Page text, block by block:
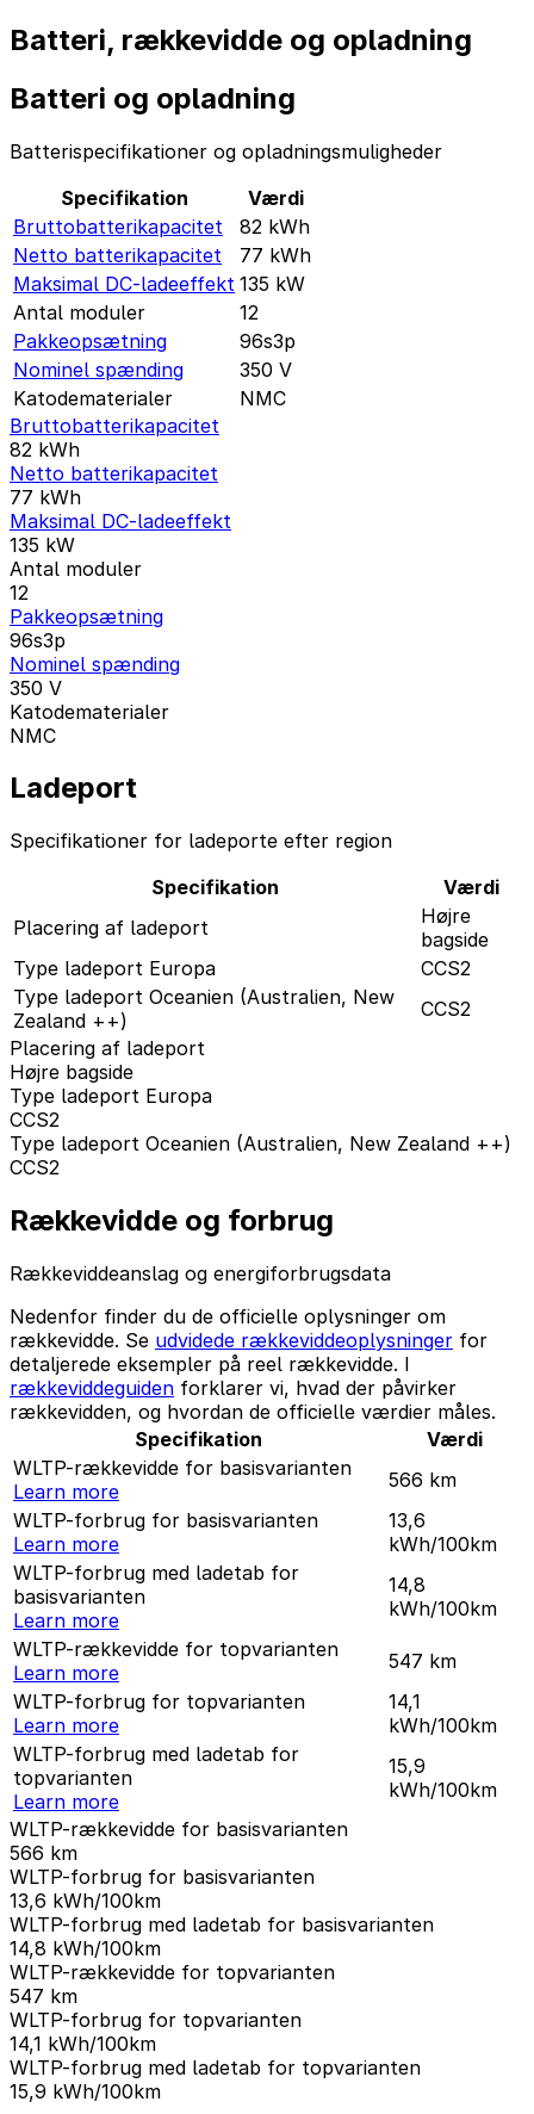
Batteri, rækkevidde og opladning
Batteri og opladning
Batterispecifikationer og opladningsmuligheder
Specifikation
Værdi
Bruttobatterikapacitet
82 kWh
Netto batterikapacitet
77 kWh
Maksimal DC-ladeeffekt 135 kW
Antal moduler
12
Pakkeopsætning
96s3p
Nominel spænding
350 V
Katodematerialer
NMC
Bruttobatterikapacitet
82 kWh
Netto batterikapacitet
77 kWh
Maksimal DC-ladeeffekt
135 kW
Antal moduler
12
Pakkeopsætning
96s3p
Nominel spænding
350 V
Katodematerialer
NMC
Ladeport
Specifikationer for ladeporte efter region
Specifikation
Værdi
Placering af ladeport
Højre
bagside
Type ladeport Europa
CCS2
Type ladeport Oceanien (Australien, New
Zealand ++)
CCS2
Placering af ladeport
Højre bagside
Type ladeport Europa
CCS2
Type ladeport Oceanien (Australien, New Zealand ++)
CCS2
Rækkevidde og forbrug
Rækkeviddeanslag og energiforbrugsdata
Nedenfor finder du de officielle oplysninger om
rækkevidde. Se udvidede rækkeviddeoplysninger for
detaljerede eksempler på reel rækkevidde. I
rækkeviddeguiden forklarer vi, hvad der påvirker
rækkevidden, og hvordan de officielle værdier måles.
Specifikation
Værdi
WLTP-rækkevidde for basisvarianten
Learn more
566 km
WLTP-forbrug for basisvarianten
Learn more
13,6
kWh/100km
WLTP-forbrug med ladetab for
basisvarianten
Learn more
14,8
kWh/100km
WLTP-rækkevidde for topvarianten
Learn more
547 km
WLTP-forbrug for topvarianten
Learn more
14,1
kWh/100km
WLTP-forbrug med ladetab for
topvarianten
Learn more
15,9
kWh/100km
WLTP-rækkevidde for basisvarianten
566 km
WLTP-forbrug for basisvarianten
13,6 kWh/100km
WLTP-forbrug med ladetab for basisvarianten
14,8 kWh/100km
WLTP-rækkevidde for topvarianten
547 km
WLTP-forbrug for topvarianten
14,1 kWh/100km
WLTP-forbrug med ladetab for topvarianten
15,9 kWh/100km